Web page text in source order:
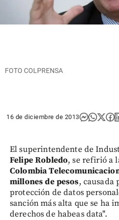
FOTO COLPRENSA
16 de diciembre de 2013
El superintendente de
Felipe Robledo, se refirió a
Colombia
millones de pesos, causada
protección de datos
sanción más alta que se ha
derechos de habeas data".